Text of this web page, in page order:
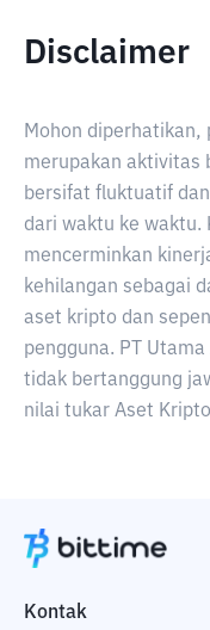
Disclaimer
Mohon
merupakan aktivitas
bersifat fluktuatif
dari waktu ke waktu.
mencerminkan
kehilangan sebagai
aset kripto dan
pengguna. PT
tidak bertanggung
nilai tukar Aset
Kontak